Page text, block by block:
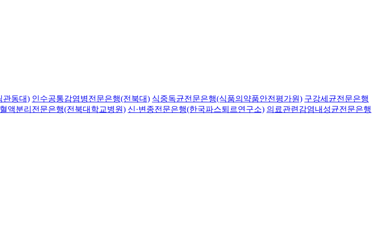
관동대) 인수공통감염병전문은행(전북대) 식중독균전문은행(식품의약품안전평가원) 구강세균전문은행
혈액분리전문은행(전북대학교병원) 신·변종전문은행(한국파스퇴르연구소) 의료관련감염내성균전문은행